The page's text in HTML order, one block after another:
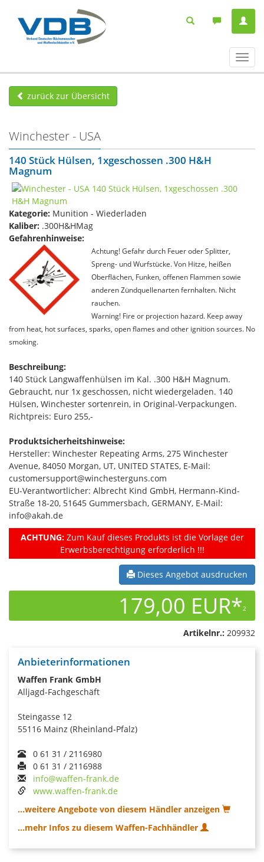
ein-/
zurück zur Übersicht
Winchester - USA
140 Stück Hülsen, 1xgeschossen .300 H&H
Magnum
Kategorie: Munition - Wiederladen
Kaliber: .300H&HMag
Gefahrenhinweise:
Achtung! Gefahr durch Feuer oder Splitter,
Spreng- und Wurfstücke. Von Hitze, heißen
Oberflächen, Funken, offenen Flammen sowie
anderen Zündquellenarten fernhalten. Nicht
rauchen.
Warning! Fire or projection hazard. Keep away
from heat, hot surfaces, sparks, open flames and other ignition sources. No
smoking.
Beschreibung:
140 Stück Langwaffenhülsen im Kal. .300 H&H Magnum.
Gebraucht, nur 1x geschossen, nicht wiedergeladen. 140
Hülsen, Winchester sortenrein, in Original-Verpackungen.
Richtpreis: Euro 255,-
Produktsicherheitshinweise:
Hersteller: Winchester Repeating Arms, 275 Winchester
Avenue, 84050 Morgan, UT, UNITED STATES, E-Mail:
customersupport@winchesterguns.com
EU-Verantwortlicher: Albrecht Kind GmbH, Hermann-Kind-
Straße 18-20, 51645 Gummersbach, GERMANY, E-Mail:
info@akah.de
ACHTUNG:Zum Kauf dieses Produkts ist die Vorlage der
Erwerbsberechtigung erforderlich !!!
Dieses Angebot ausdrucken
179,00 EUR*2
Artikelnr.: 209932
Anbieterinformationen
Waffen Frank GmbH
Alljagd-Fachgeschäft
Steingasse 12
55116 Mainz (Rheinland-Pfalz)
0 61 31 / 2116980
0 61 31 / 2116988
info@waffen-frank.de
www.waffen-frank.de
...weitere Angebote von diesem Händler anzeigen
...mehr Infos zu diesem Waffen-Fachhändler